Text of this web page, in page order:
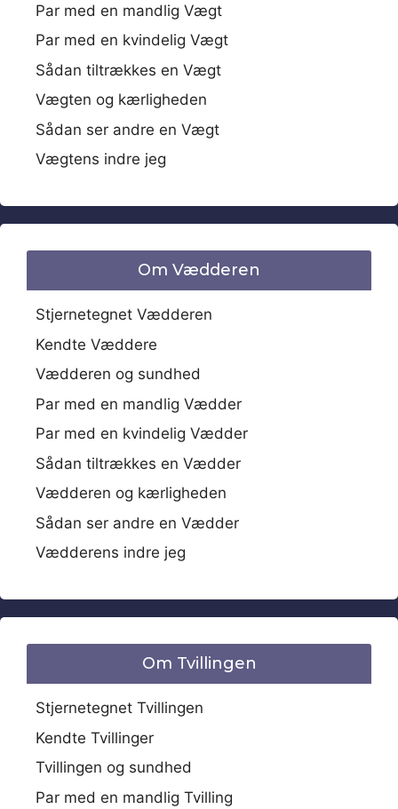
Par med en mandlig Vægt
Par med en kvindelig Vægt
Sådan tiltrækkes en Vægt
Vægten og kærligheden
Sådan ser andre en Vægt
Vægtens indre jeg
Om Vædderen
Stjernetegnet Vædderen
Kendte Væddere
Vædderen og sundhed
Par med en mandlig Vædder
Par med en kvindelig Vædder
Sådan tiltrækkes en Vædder
Vædderen og kærligheden
Sådan ser andre en Vædder
Vædderens indre jeg
Om Tvillingen
Stjernetegnet Tvillingen
Kendte Tvillinger
Tvillingen og sundhed
Par med en mandlig Tvilling